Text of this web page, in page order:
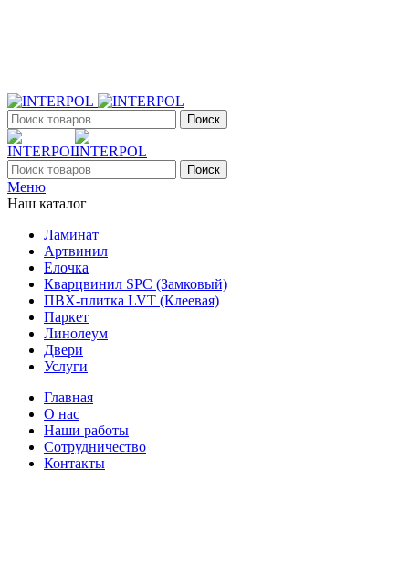
Поиск
Поиск
Меню
Наш каталог
Ламинат
Артвинил
Елочка
Кварцвинил SPC (Замковый)
ПВХ-плитка LVT (Клеевая)
Паркет
Линолеум
Двери
Услуги
Главная
О нас
Наши работы
Сотрудничество
Контакты